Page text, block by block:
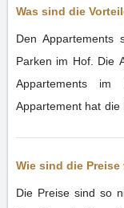
Was sind die
Den Appartements
Parken im Hof. Die
Appartements im
Appartement hat die
Wie sind die
Die Preise sind so